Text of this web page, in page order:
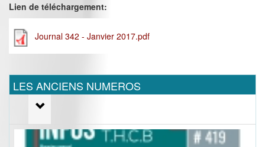
Lien de téléchargement:
Journal 342 - Janvier 2017.pdf
LES ANCIENS NUMEROS